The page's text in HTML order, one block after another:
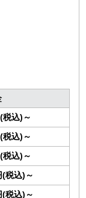
税込)～
税込)～
税込)～
(税込)～
(税込)～